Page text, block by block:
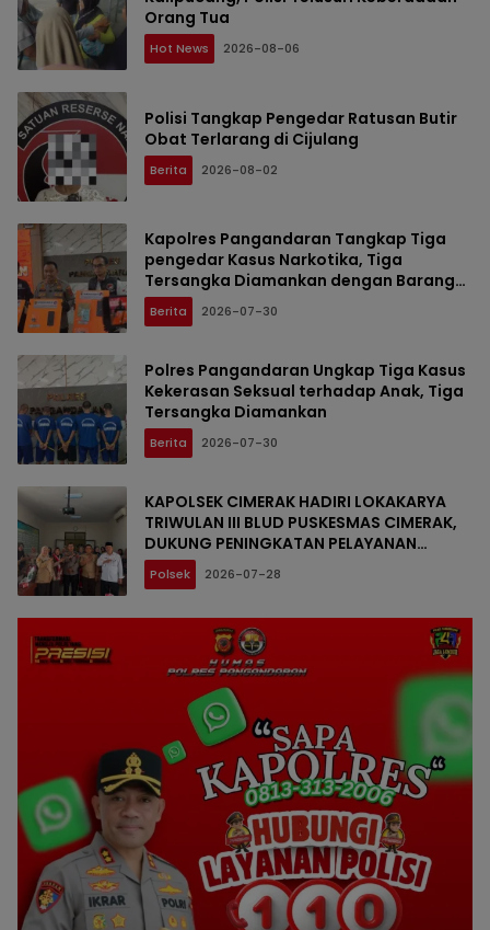
Orang Tua
Hot News 2026-08-06
Polisi Tangkap Pengedar Ratusan Butir
Obat Terlarang di Cijulang
Berita 2026-08-02
Kapolres Pangandaran Tangkap Tiga
pengedar Kasus Narkotika, Tiga
Tersangka Diamankan dengan Barang
Bukti Sabu
Berita 2026-07-30
Polres Pangandaran Ungkap Tiga Kasus
Kekerasan Seksual terhadap Anak, Tiga
Tersangka Diamankan
Berita 2026-07-30
KAPOLSEK CIMERAK HADIRI LOKAKARYA
TRIWULAN III BLUD PUSKESMAS CIMERAK,
DUKUNG PENINGKATAN PELAYANAN
KESEHATAN DAN PENANGANAN STUNTING
Polsek 2026-07-28